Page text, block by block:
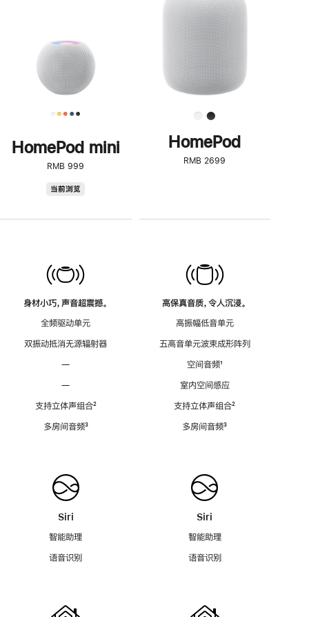
HomePod mini
RMB 999
当前浏览
身材小巧，声音超震撼。
全频驱动单元
双振动抵消无源辐射器
—
—
支持立体声组合脚
²
多房间音频脚
³
Siri
智能助理
语音识别
了
解
HomePod<
HomePod
RMB 2699
高保真音质，令人沉浸。
高振幅低音单元
五高音单元波束成形阵列
空间音频脚
¹
室内空间感应
支持立体声组合脚
²
多房间音频脚
³
Siri
智能助理
语音识别